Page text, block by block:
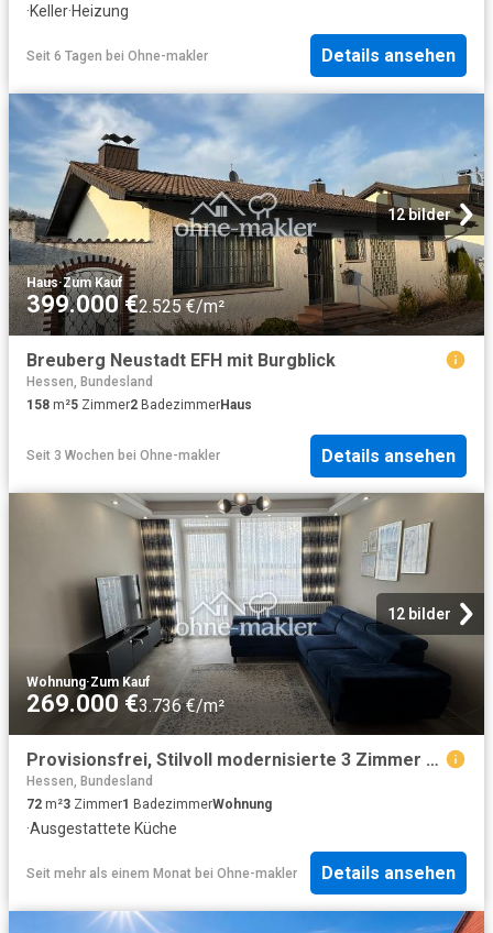
·Keller·Heizung
Seit 6 Tagen bei Ohne-makler Details ansehen
12 bilder
Haus·Zum Kauf
399.000 €2.525 €/m²
Breuberg Neustadt EFH mit Burgblick
Hessen, Bundesland
158 m²5 Zimmer2 BadezimmerHaus
Seit 3 Wochen bei Ohne-makler Details ansehen
12 bilder
Wohnung·Zum Kauf
269.000 €3.736 €/m²
Provisionsfrei, Stilvoll modernisierte 3 Zimmer Wohnung mit Skylineblick und Loggia in Liederbach
Hessen, Bundesland
72 m²3 Zimmer1 BadezimmerWohnung
·Ausgestattete Küche
Seit mehr als einem Monat bei Ohne-makler Details ansehen